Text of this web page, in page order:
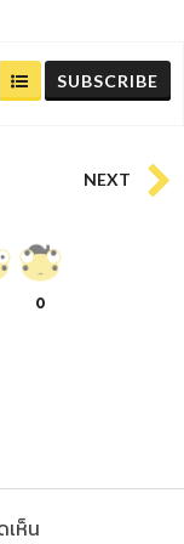
SUBSCRIBE
NEXT
0
เห็น